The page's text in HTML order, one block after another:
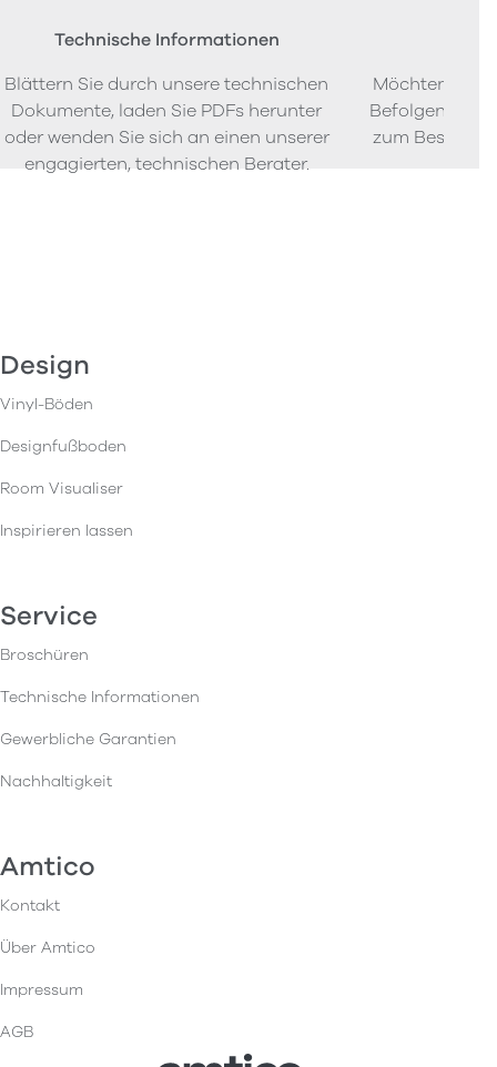
Technische Informationen
Blättern Sie durch unsere technischen
Dokumente, laden Sie PDFs herunter
oder wenden Sie sich an einen unserer
engagierten, technischen Berater.
Möchten Sie
Befolgen Sie
zum
Design
Vinyl-Böden
Designfußboden
Room Visualiser
Inspirieren lassen
Service
Broschüren
Technische Informationen
Gewerbliche Garantien
Nachhaltigkeit
Amtico
Kontakt
Über Amtico
Impressum
AGB